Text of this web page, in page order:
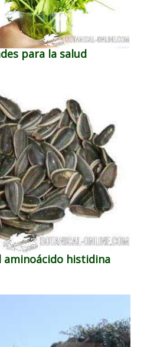
para la salud
aminoácido histidina